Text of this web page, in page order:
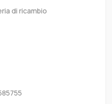
di ricambio